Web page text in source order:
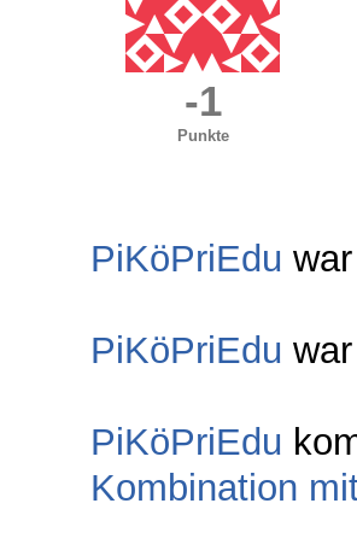
-1
Punkte
PiKöPriEdu
PiKöPriEdu
PiKöPriEdu
Kombination